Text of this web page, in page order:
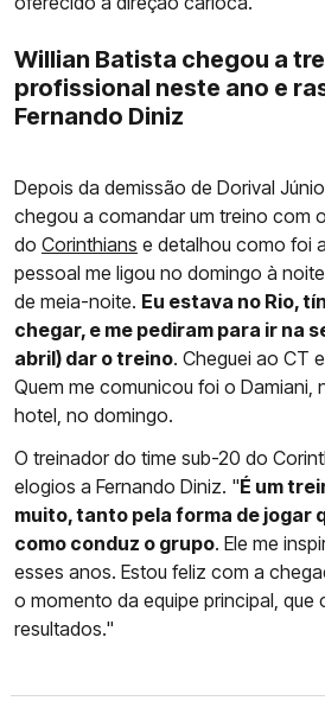
Willian Batista chegou a
profissional neste ano e
Fernando Diniz
Depois da demissão de Dorival
chegou a comandar um treino com
do Corinthians e detalhou como foi
pessoal me ligou no domingo à
de meia-noite. Eu estava no Rio,
chegar, e me pediram para ir na
abril) dar o treino. Cheguei ao CT
Quem me comunicou foi o Damiani,
hotel, no domingo.
O treinador do time sub-20 do
elogios a Fernando Diniz. "É um
muito, tanto pela forma de jogar
como conduz o grupo. Ele me
esses anos. Estou feliz com a
o momento da equipe principal, que
resultados."